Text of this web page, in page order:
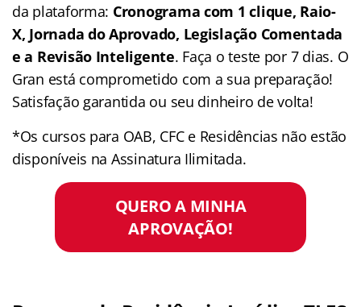
da plataforma: Cronograma com 1 clique, Raio-
X, Jornada do Aprovado, Legislação Comentada
e a Revisão Inteligente. Faça o teste por 7 dias. O
Gran está comprometido com a sua preparação!
Satisfação garantida ou seu dinheiro de volta!
*Os cursos para OAB, CFC e Residências não estão
disponíveis na Assinatura Ilimitada.
QUERO A MINHA
APROVAÇÃO!